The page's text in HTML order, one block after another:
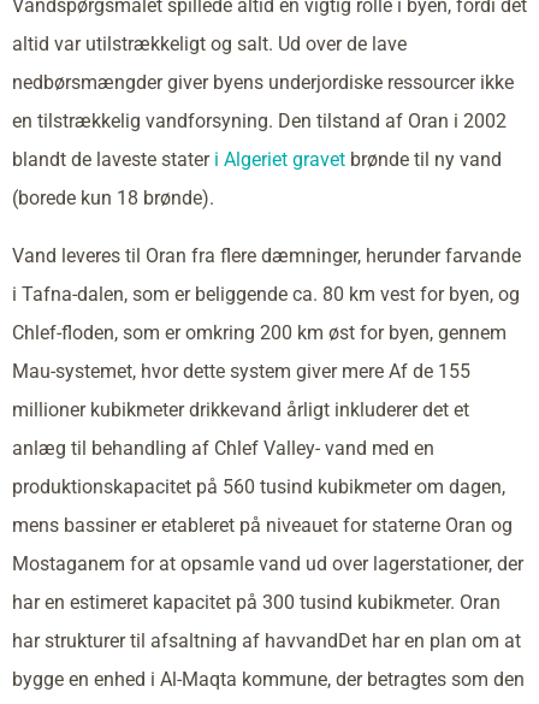
Vandspørgsmålet spillede altid en vigtig rolle i byen, fordi det
altid var utilstrækkeligt og salt. Ud over de lave
nedbørsmængder giver byens underjordiske ressourcer ikke
en tilstrækkelig vandforsyning. Den tilstand af Oran i 2002
blandt de laveste stater i Algeriet gravet brønde til ny vand
(borede kun 18 brønde).
Vand leveres til Oran fra flere dæmninger, herunder farvande
i Tafna-dalen, som er beliggende ca. 80 km vest for byen, og
Chlef-floden, som er omkring 200 km øst for byen, gennem
Mau-systemet, hvor dette system giver mere Af de 155
millioner kubikmeter drikkevand årligt inkluderer det et
anlæg til behandling af Chlef Valley- vand med en
produktionskapacitet på 560 tusind kubikmeter om dagen,
mens bassiner er etableret på niveauet for staterne Oran og
Mostaganem for at opsamle vand ud over lagerstationer, der
har en estimeret kapacitet på 300 tusind kubikmeter. Oran
har strukturer til afsaltning af havvandDet har en plan om at
bygge en enhed i Al-Maqta kommune, der betragtes som den